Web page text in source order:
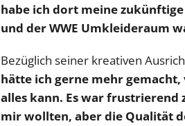
habe ich dort meine
und der WWE Umkleideraum
Bezüglich seiner kreativen
hätte ich gerne mehr
alles kann. Es war frustrierend
mir wollten, aber die Qualität